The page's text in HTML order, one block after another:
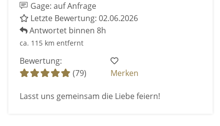
Gage: auf Anfrage
Letzte Bewertung: 02.06.2026
Antwortet binnen 8h
ca. 115 km entfernt
Bewertung:
(79)
Merken
Lasst uns gemeinsam die Liebe feiern!